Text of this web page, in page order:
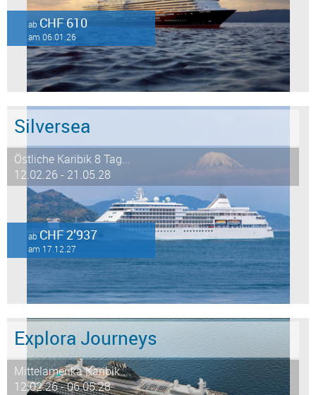
abCHF 610
am 06.01.26
Silversea
Östliche Karibik 8 Tag...
12.02.26 - 21.05.28
abCHF 2’937
am 17.12.27
Explora Journeys
Mittelamerika Karibik ...
12.02.26 - 06.05.28